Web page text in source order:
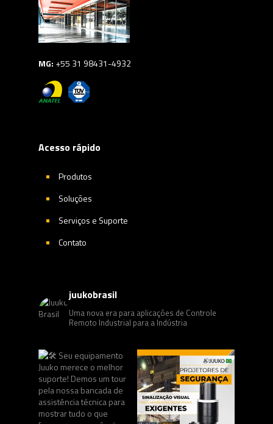
MG: +55 31 98431-4932
Acesso rápido
Produtos
Soluções
Serviços e Suporte
Contato
juukobrasil
Uma nova era para aplicações de Controle
Remoto Industrial para a Indústria